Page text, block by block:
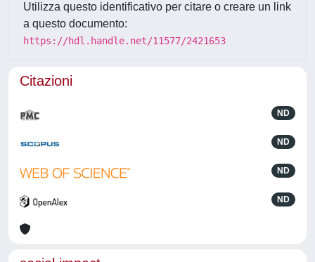
Utilizza questo identificativo per citare o creare un link
a questo documento:
https://hdl.handle.net/11577/2421653
Citazioni
ND
ND
ND
ND